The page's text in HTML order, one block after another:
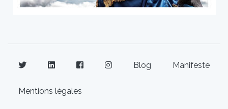
Blog Manifeste
Mentions légales